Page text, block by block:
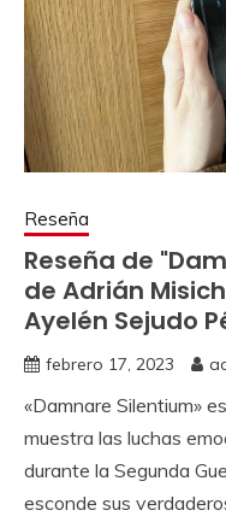
Reseña
Reseña de
de Adrián
Ayelén Sejudo
febrero 17, 2023
«Damnare Silentium»
muestra las luchas
durante la Segunda
esconde sus